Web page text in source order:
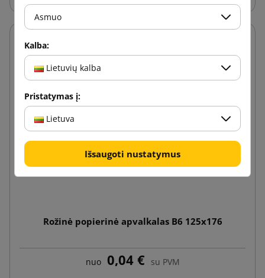
Rožinė popierinė apvalkalas B6 125x176
nuo 0,04 € su PVM
Asmuo
Kalba:
Lietuvių kalba
Pristatymas į:
Lietuva
Išsaugoti nustatymus